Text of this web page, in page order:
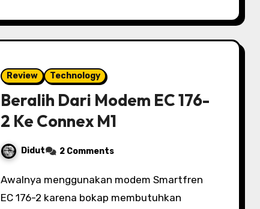
Review Technology
Beralih Dari Modem EC 176-
2 Ke Connex M1
Didut 2 Comments
Awalnya menggunakan modem Smartfren
EC 176-2 karena bokap membutuhkan